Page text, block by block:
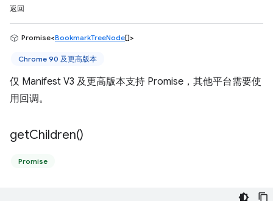
返回
Promise<BookmarkTreeNode[]>
Chrome 90 及更高版本
仅 Manifest V3 及更高版本支持 Promise，其他平台需要使
用回调。
getChildren()
Promise